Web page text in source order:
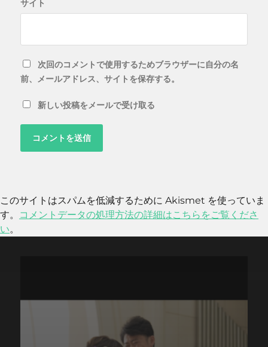
サイト
次回のコメントで使用するためブラウザーに自分の名
前、メールアドレス、サイトを保存する。
新しい投稿をメールで受け取る
このサイトはスパムを低減するために Akismet を使っていま
す。
コメントデータの処理方法の詳細はこちらをご覧くださ
い。